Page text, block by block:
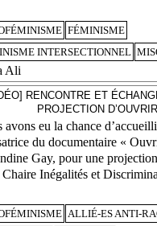
FÉMINISME
INTERSECTIONNEL
Ali
RENCONTRE ET
PROJECTION
avons eu la chance
du documentaire «
Gay, pour une
Chaire Inégalités et
ALLIÉ-ES ANTI-